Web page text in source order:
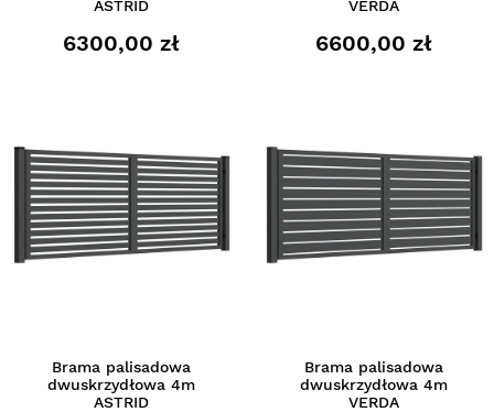
ASTRID
6300,00 zł
VERDA
6600,00 zł
Brama palisadowa
dwuskrzydłowa 4m
ASTRID
Brama palisadowa
dwuskrzydłowa 4m
VERDA